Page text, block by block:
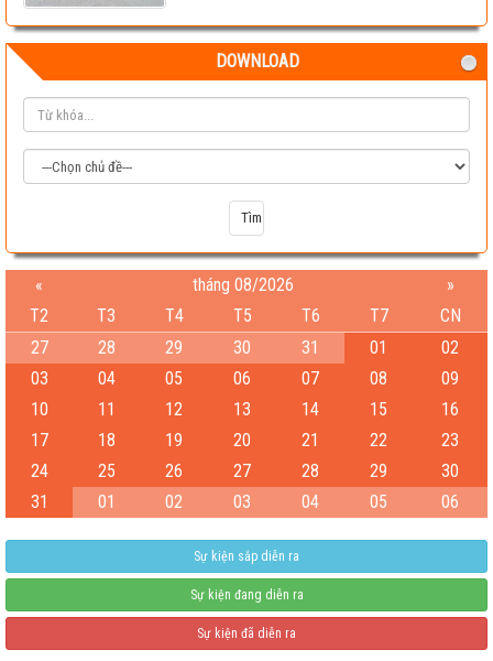
04-08-2026 06:15:38 PM
DOWNLOAD
« tháng 08/2026
»
T2
T3 T4 T5 T6 T7
CN
27
28 29 30 31 01
02
03
04 05 06 07 08
09
10
11 12 13 14 15
16
17
18 19 20 21 22
23
24
25 26 27 28 29
30
31
01 02 03 04 05 06
Sự kiện sắp diễn ra
Sự kiện đang diễn ra
Sự kiện đã diễn ra